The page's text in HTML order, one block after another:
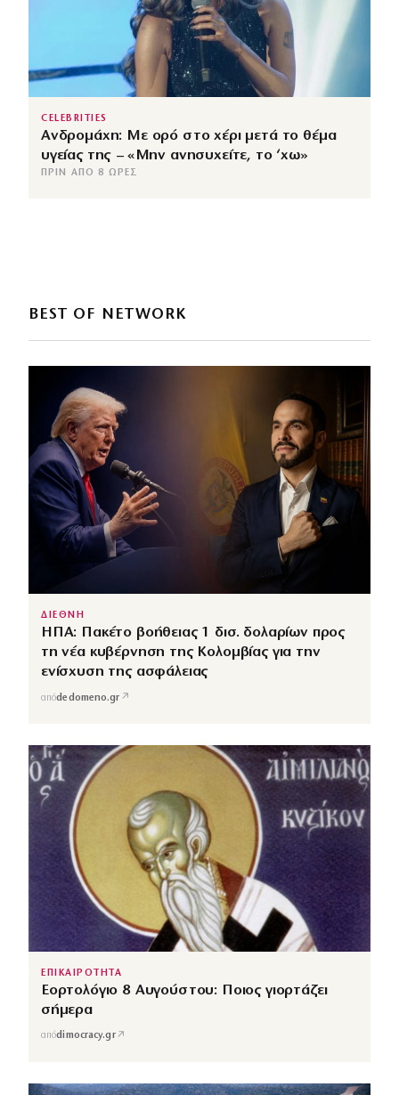
CELEBRITIES
Ανδρομάχη: Με ορό στο χέρι μετά το θέμα
υγείας της – «Μην ανησυχείτε, το ‘χω»
ΠΡΙΝ ΑΠΌ 8 ΏΡΕΣ
BEST OF NETWORK
ΔΙΕΘΝΗ
ΗΠΑ: Πακέτο βοήθειας 1 δισ. δολαρίων προς
τη νέα κυβέρνηση της Κολομβίας για την
ενίσχυση της ασφάλειας
απόdedomeno.gr ↗
ΕΠΙΚΑΙΡΟΤΗΤΑ
Εορτολόγιο 8 Αυγούστου: Ποιος γιορτάζει
σήμερα
απόdimocracy.gr↗